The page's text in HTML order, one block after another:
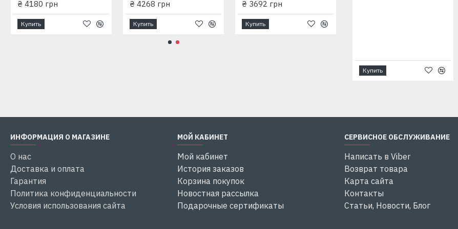
Двигатель Асинхронный двухполюсный с короткозамкнутым ротором,
маслонаполненный
Присоединение в соответствии со стандартом NEMA
Улучшена защита электродвигателя по линии вала
₴ 4180 грн
Купить
₴ 4268 грн
Купить
₴ 3692 грн
Купить
Купить
ИНФОРМАЦИЯ О МАГАЗИНЕ
О нас
Доставка и оплата
Гарантия
Политика конфиденциальности
Условия использования сайта
МОЙ КАБИНЕТ
Мой кабинет
История заказов
Корзина покупок
Новостная рассылка
Подарочные сертификаты
СЕРВИСНОЕ ОБСЛУЖИВАНИЕ
Написать в Viber
Возврат товара
Карта сайта
Контакты
Статьи, Новости, Блог